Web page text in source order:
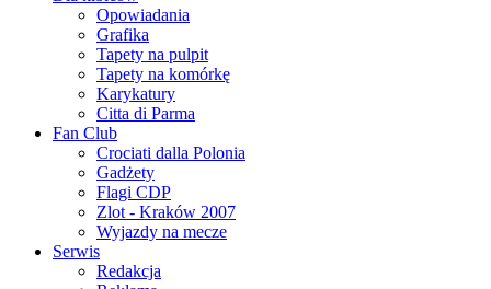
Opowiadania
Grafika
Tapety na pulpit
Tapety na komórkę
Karykatury
Citta di Parma
Fan Club
Crociati dalla Polonia
Gadżety
Flagi CDP
Zlot - Kraków 2007
Wyjazdy na mecze
Serwis
Redakcja